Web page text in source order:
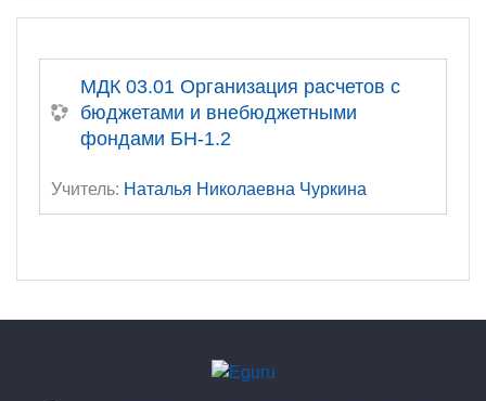
МДК 03.01 Организация расчетов с
бюджетами и внебюджетными
фондами БН-1.2
Учитель: Наталья Николаевна Чуркина